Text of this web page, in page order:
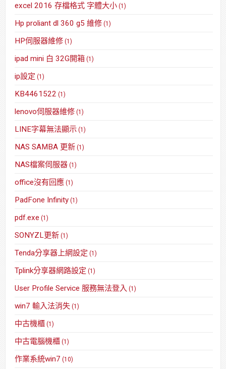
excel 2016 存檔格式 字體大小 (1)
Hp proliant dl 360 g5 維修 (1)
HP伺服器維修 (1)
ipad mini 白 32G開箱 (1)
ip設定 (1)
KB4461522 (1)
lenovo伺服器維修 (1)
LINE字幕無法顯示 (1)
NAS SAMBA 更新 (1)
NAS檔案伺服器 (1)
office沒有回應 (1)
PadFone Infinity (1)
pdf.exe (1)
SONYZL更新 (1)
Tenda分享器上網設定 (1)
Tplink分享器網路設定 (1)
User Profile Service 服務無法登入 (1)
win7 輸入法消失 (1)
中古機櫃 (1)
中古電腦機櫃 (1)
作業系統win7 (10)